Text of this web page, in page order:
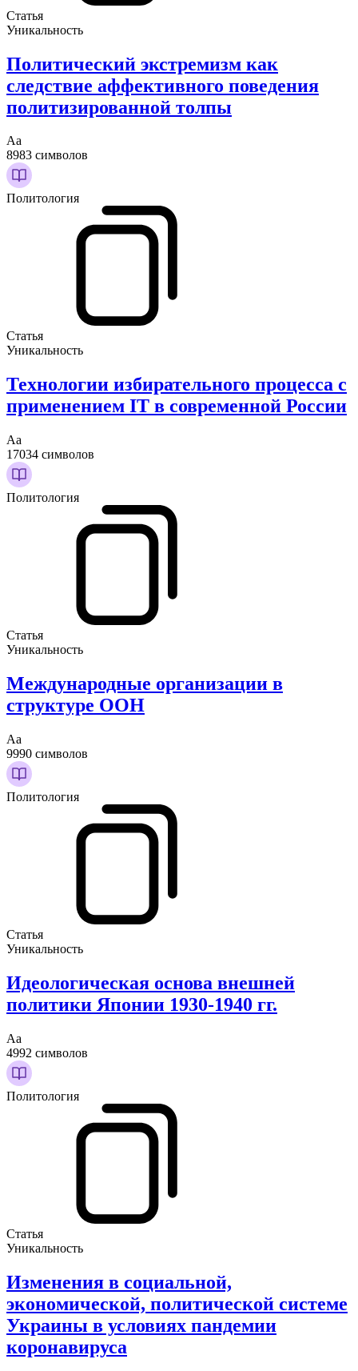
Статья
Уникальность
Политический экстремизм как
следствие аффективного поведения
политизированной толпы
Аа
8983 символов
Политология
Статья
Уникальность
Технологии избирательного процесса с
применением IT в современной России
Аа
17034 символов
Политология
Статья
Уникальность
Международные организации в
структуре ООН
Аа
9990 символов
Политология
Статья
Уникальность
Идеологическая основа внешней
политики Японии 1930-1940 гг.
Аа
4992 символов
Политология
Статья
Уникальность
Изменения в социальной,
экономической, политической системе
Украины в условиях пандемии
коронавируса